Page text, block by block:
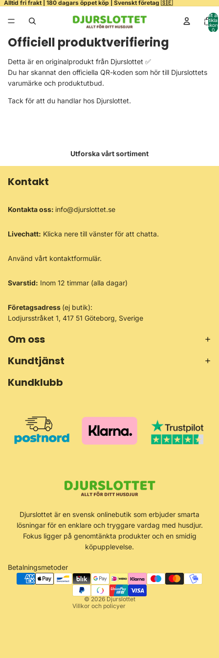
Alltid fri frakt | 180 dagars öppet köp | Svenskt företag 🇸🇪
Totalt
0
Officiell produktverifiering
Detta är en originalprodukt från Djurslottet ✅
Du har skannat den officiella QR-koden som hör till Djurslottets
varumärke och produktutbud.
Tack för att du handlar hos Djurslottet.
Utforska vårt sortiment
Kontakt
Kontakta oss: info@djurslottet.se
Livechatt: Klicka nere till vänster för att chatta.
Använd vårt kontaktformulär.
Svarstid: Inom 12 timmar (alla dagar)
Företagsadress (ej butik):
Lodjursstråket 1, 417 51 Göteborg, Sverige
Om oss
Kundtjänst
Kundklubb
Djurslottet är en svensk onlinebutik som erbjuder smarta
lösningar för en enklare och tryggare vardag med husdjur.
Fokus ligger på genomtänkta produkter och en smidig
köpupplevelse.
Betalningsmetoder
© 2026 Djurslottet
Villkor och policyer
Integritetspolicy
Användarvillkor
Rättsligt meddelande
Avbeställningspolicy